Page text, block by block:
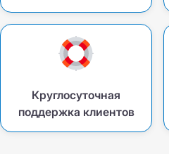
Круглосуточная
поддержка клиентов